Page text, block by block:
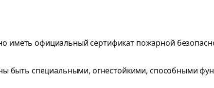
иметь официальный сертификат пожарной
быть специальными, огнестойкими, способными